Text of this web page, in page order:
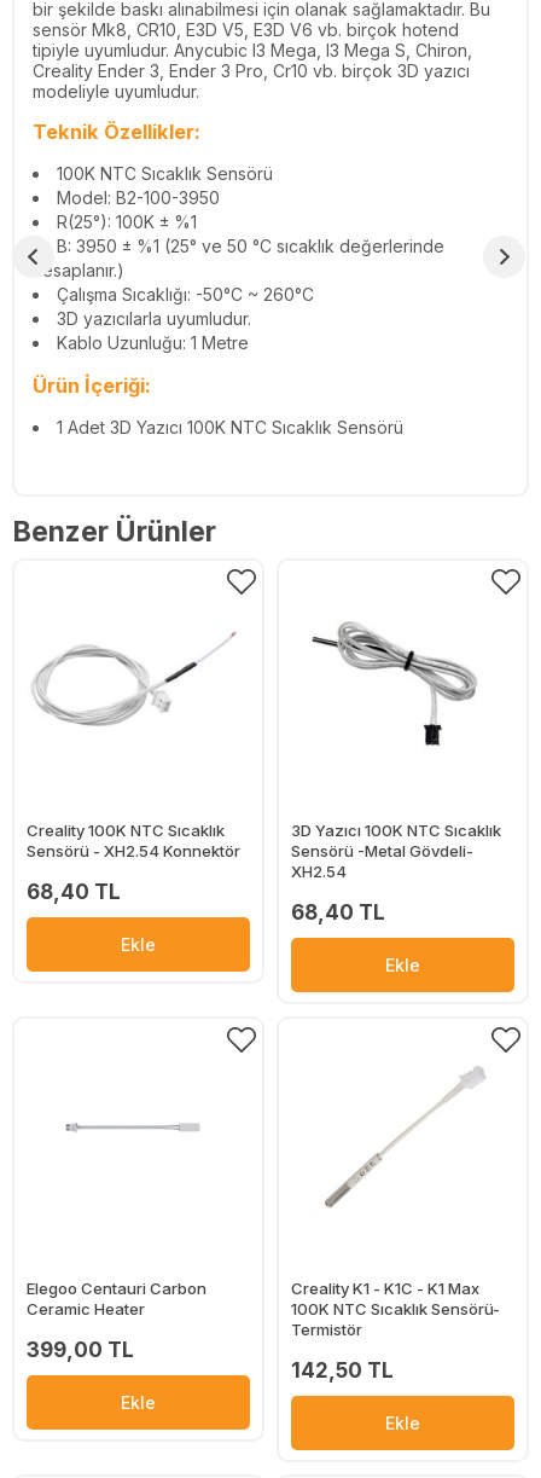
bir şekilde baskı alınabilmesi için olanak sağlamaktadır. Bu
sensör Mk8, CR10, E3D V5, E3D V6 vb. birçok hotend
tipiyle uyumludur. Anycubic I3 Mega, I3 Mega S, Chiron,
Creality Ender 3, Ender 3 Pro, Cr10 vb. birçok 3D yazıcı
modeliyle uyumludur.
Teknik Özellikler:
100K NTC Sıcaklık Sensörü
Model: B2-100-3950
R(25°): 100K ± %1
B: 3950 ± %1 (25° ve 50 °C sıcaklık değerlerinde
hesaplanır.)
Çalışma Sıcaklığı: -50°C ~ 260°C
3D yazıcılarla uyumludur.
Kablo Uzunluğu: 1 Metre
Ürün İçeriği:
1 Adet 3D Yazıcı 100K NTC Sıcaklık Sensörü
Benzer Ürünler
Creality 100K NTC Sıcaklık
Sensörü - XH2.54 Konnektör
68,40 TL
Ekle
3D Yazıcı 100K NTC Sıcaklık
Sensörü -Metal Gövdeli-
XH2.54
68,40 TL
Ekle
Elegoo Centauri Carbon
Ceramic Heater
399,00 TL
Ekle
Creality K1 - K1C - K1 Max
100K NTC Sıcaklık Sensörü-
Termistör
142,50 TL
Ekle